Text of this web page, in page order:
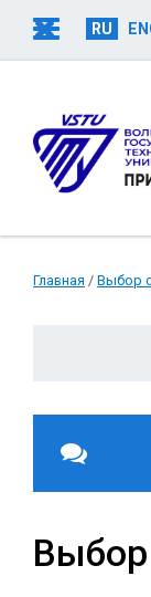
RU
Главная / Выбор
По
Выбор